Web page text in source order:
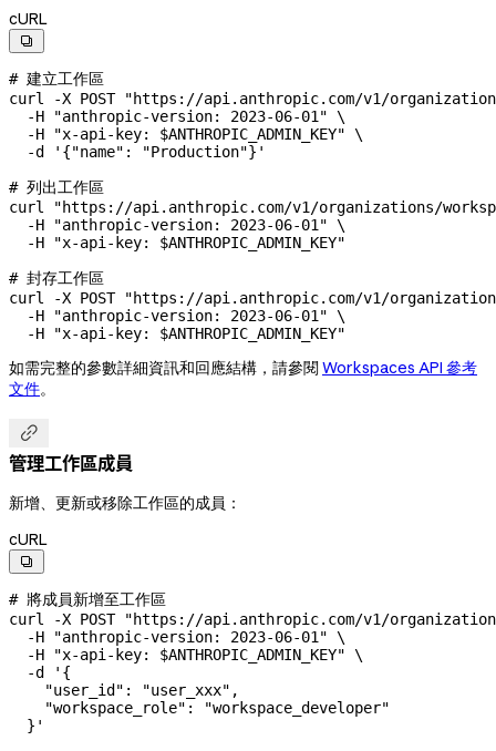
cURL

# 建立工作區
curl -X POST "https://api.anthropic.com/v1/
  -H
"anthropic-version: 2023-06-01" \
  -H
"x-api-key: $ANTHROPIC_ADMIN_KEY" \
  -d
'{"name": "Production"}'
# 列出工作區
curl "https://api.anthropic.com/v1/organizations/
  -H
"anthropic-version: 2023-06-01" \
  -H
"x-api-key: $ANTHROPIC_ADMIN_KEY"
# 封存工作區
curl -X POST "https://api.anthropic.com/v1/
  -H
"anthropic-version: 2023-06-01" \
  -H
"x-api-key: $ANTHROPIC_ADMIN_KEY"
如需完整的參數詳細資訊和回應結構，請參閱 Workspaces API 參考
文件。

管理工作區成員
新增、更新或移除工作區的成員：
cURL

# 將成員新增至工作區
curl -X POST "https://api.anthropic.com/v1/organizations/
  -H
"anthropic-version: 2023-06-01" \
  -H
"x-api-key: $ANTHROPIC_ADMIN_KEY" \
  -d
'{
    "user_id": "user_xxx",
    "workspace_role": "workspace_developer"
  }'